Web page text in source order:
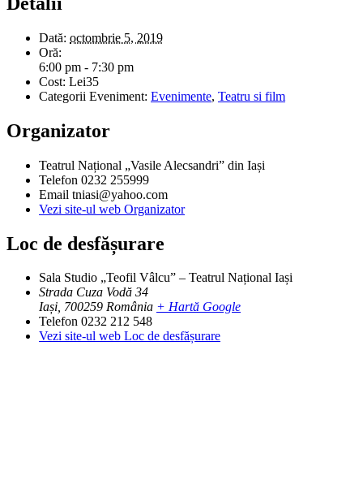
Dată: octombrie 5, 2019
Oră:
6:00 pm - 7:30 pm
Cost: Lei35
Categorii Eveniment: Evenimente, Teatru si film
Organizator
Teatrul Național „Vasile Alecsandri” din Iași
Telefon 0232 255999
Email tniasi@yahoo.com
Vezi site-ul web Organizator
Loc de desfășurare
Sala Studio „Teofil Vâlcu” – Teatrul Național Iași
Strada Cuza Vodă 34
Iași, 700259 România + Hartă Google
Telefon 0232 212 548
Vezi site-ul web Loc de desfășurare